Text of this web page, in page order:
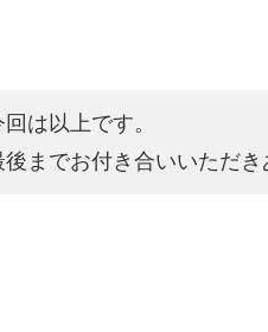
回は以上です。
後までお付き合いいただき